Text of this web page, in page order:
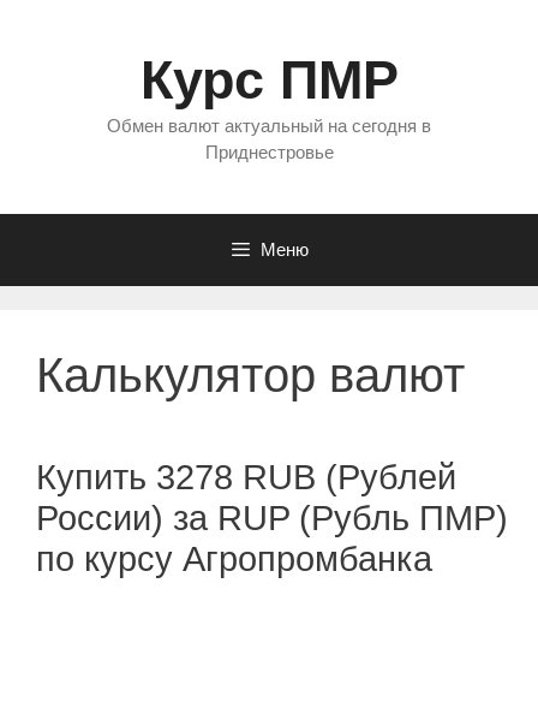
Курс ПМР
Обмен валют актуальный на сегодня в
Приднестровье
Меню
Калькулятор валют
Купить 3278 RUB (Рублей
России) за RUP (Рубль ПМР)
по курсу Агропромбанка